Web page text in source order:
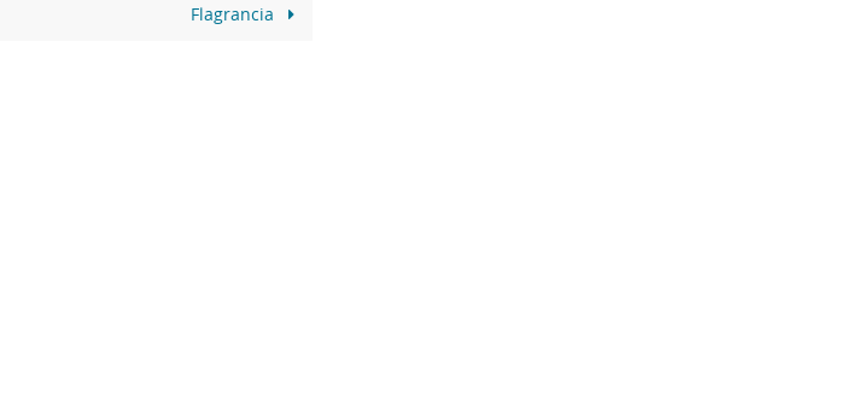
Flagrancia